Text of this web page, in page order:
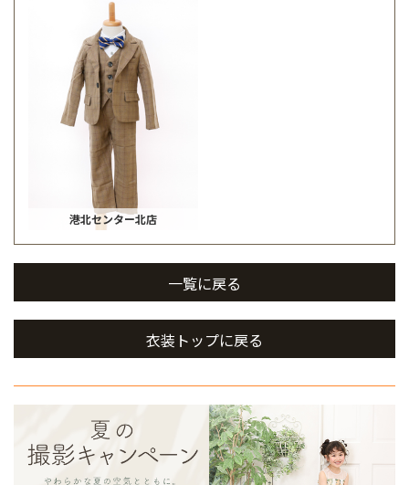
港北センター北店
一覧に戻る
衣装トップに戻る